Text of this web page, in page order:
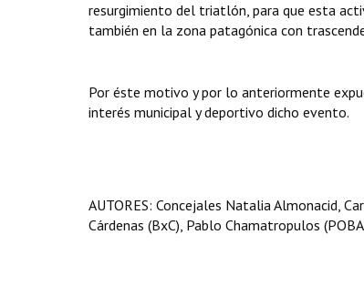
resurgimiento del triatlón, para que esta
también en la zona patagónica con
Por éste motivo y por lo anteriormente
interés municipal y deportivo dicho evento.
AUTORES: Concejales Natalia Almonacid,
Cárdenas (BxC), Pablo Chamatropulos